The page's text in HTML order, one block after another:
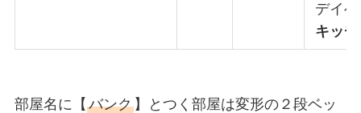
デイ
キッ
部屋名に【 バンク】とつく部屋は変形の２段ベッ